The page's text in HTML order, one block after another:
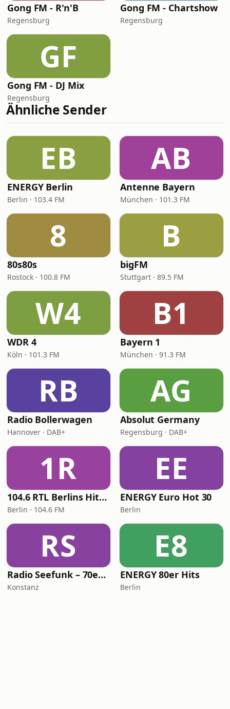
Gong FM - R'n'B
Regensburg
Gong FM - Chartshow
Regensburg
GF
Gong FM - DJ Mix
Regensburg
Ähnliche Sender
EB
ENERGY Berlin
Berlin · 103.4 FM
AB
Antenne Bayern
München · 101.3 FM
8
80s80s
Rostock · 100.8 FM
B
bigFM
Stuttgart · 89.5 FM
W4
WDR 4
Köln · 101.3 FM
B1
Bayern 1
München · 91.3 FM
RB
Radio Bollerwagen
Hannover · DAB+
AG
Absolut Germany
Regensburg · DAB+
1R
104.6 RTL Berlins Hitradio
Berlin · 104.6 FM
EE
ENERGY Euro Hot 30
Berlin
RS
Radio Seefunk – 70er pur
Konstanz
E8
ENERGY 80er Hits
Berlin